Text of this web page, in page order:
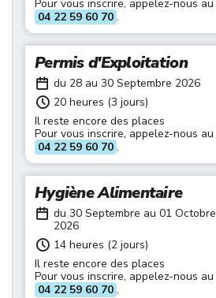
Pour vous inscrire, appelez-nous au
04 22 59 60 70 .
Permis d'Exploitation
du 28 au 30 Septembre 2026
20 heures (3 jours)
Il reste encore des places
Pour vous inscrire, appelez-nous au
04 22 59 60 70 .
Hygiène Alimentaire
du 30 Septembre au 01 Octobre
2026
14 heures (2 jours)
Il reste encore des places
Pour vous inscrire, appelez-nous au
04 22 59 60 70 .